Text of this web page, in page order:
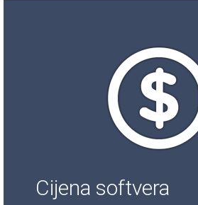
Cijena softvera